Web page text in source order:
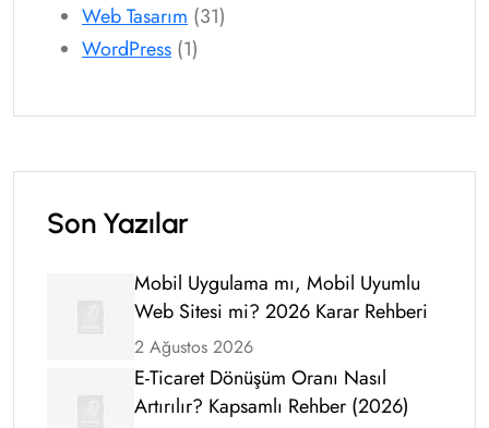
Web Tasarım (31)
WordPress (1)
Son Yazılar
Mobil Uygulama mı, Mobil Uyumlu
Web Sitesi mi? 2026 Karar Rehberi
2 Ağustos 2026
E-Ticaret Dönüşüm Oranı Nasıl
Artırılır? Kapsamlı Rehber (2026)